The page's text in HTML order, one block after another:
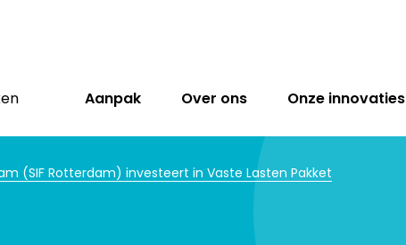
Aanpak Over ons Onze innovaties
(SIF Rotterdam) investeert in Vaste Lasten Pakket